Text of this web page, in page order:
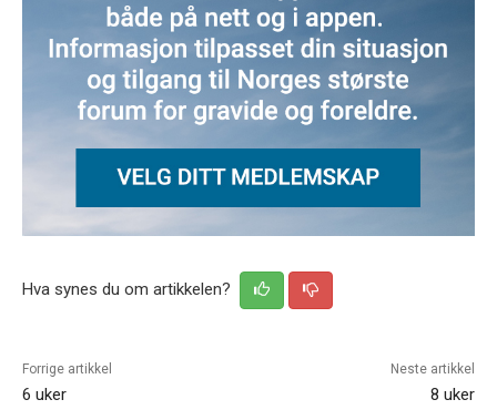
Hva synes du om artikkelen?
Forrige artikkel
6 uker
Neste artikkel
8 uker